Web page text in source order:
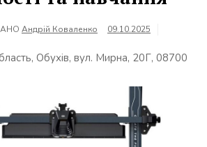
Андрій Коваленко
09.10.2025
Обухів, вул. Мирна, 20Г, 08700